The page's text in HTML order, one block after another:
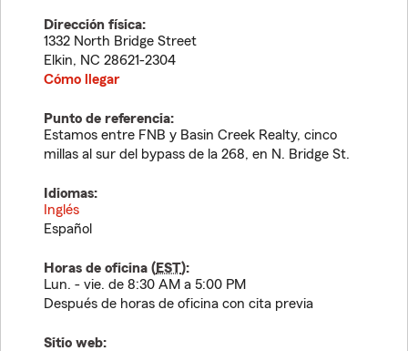
Dirección física:
1332 North Bridge Street
Elkin, NC 28621-2304
Cómo llegar
Punto de referencia:
Estamos entre FNB y Basin Creek Realty, cinco
millas al sur del bypass de la 268, en N. Bridge St.
Idiomas:
Inglés
Español
Horas de oficina (EST):
Lun. - vie. de 8:30 AM a 5:00 PM
Después de horas de oficina con cita previa
Sitio web: